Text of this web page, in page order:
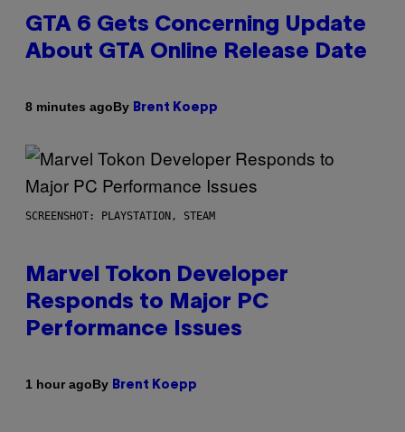
GTA 6 Gets Concerning Update
About GTA Online Release Date
8 minutes agoBy Brent Koepp
SCREENSHOT: PLAYSTATION, STEAM
Marvel Tokon Developer
Responds to Major PC
Performance Issues
1 hour agoBy Brent Koepp